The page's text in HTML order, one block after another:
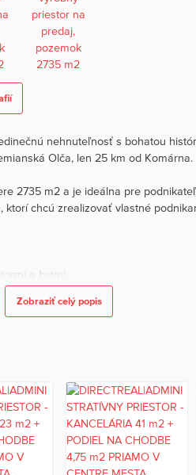
nehnuteľnosť s bohatou
Olča, len 25 km od Komárna.
2735 m2 a je ideálna pre
chcú zrealizovať vlastné
a bytmi
momentálne betónovou žumpou
nechám na individuálne
tel.: 0905 705 121 - Ottó Majer
Zobraziť celý popis